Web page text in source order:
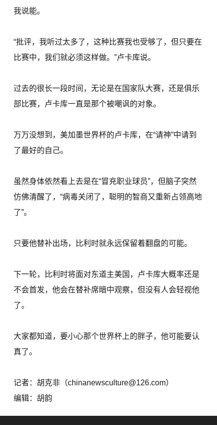
我说能。
“批评，我听过太多了，这种比赛我也受够了，但只要在
比赛中，我们就必须这样做。”卢卡库说。
过去的很长一段时间，无论是在国家队大赛，还是俱乐
部比赛，卢卡库一直是那个被嘲讽的对象。
万万没想到，美加墨世界杯的卢卡库，在“请神”中请到
了最好的自己。
虽然身体依然看上去是在“冒充职业球员”，但脑子突然
仿佛清醒了，“病毒关闭了，聪明的智商又重新占领高地
了”。
只要他替补出场，比利时就永远保留着翻盘的可能。
下一轮，比利时将面对东道主美国，卢卡库大概率还是
不会首发，他会在替补席暗中观察，但没有人会轻视他
了。
大家都知道，要小心那个世界杯上的胖子，他可能要认
真了。
记者：胡克非（chinanewsculture@126.com）
编辑：胡韵